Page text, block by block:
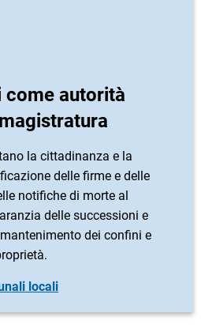
autorità
la cittadinanza e la
delle firme e delle
notifiche di morte al
delle successioni e
dei confini e
locali